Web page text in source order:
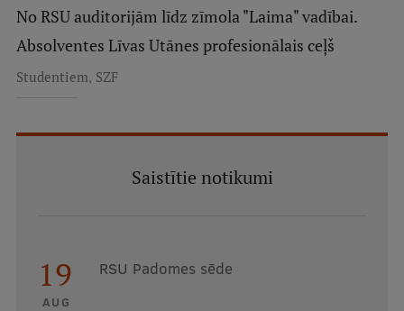
No RSU auditorijām līdz zīmola "Laima" vadībai.
Absolventes Līvas Utānes profesionālais ceļš
Studentiem, SZF
Saistītie notikumi
19
AUG
RSU Padomes sēde